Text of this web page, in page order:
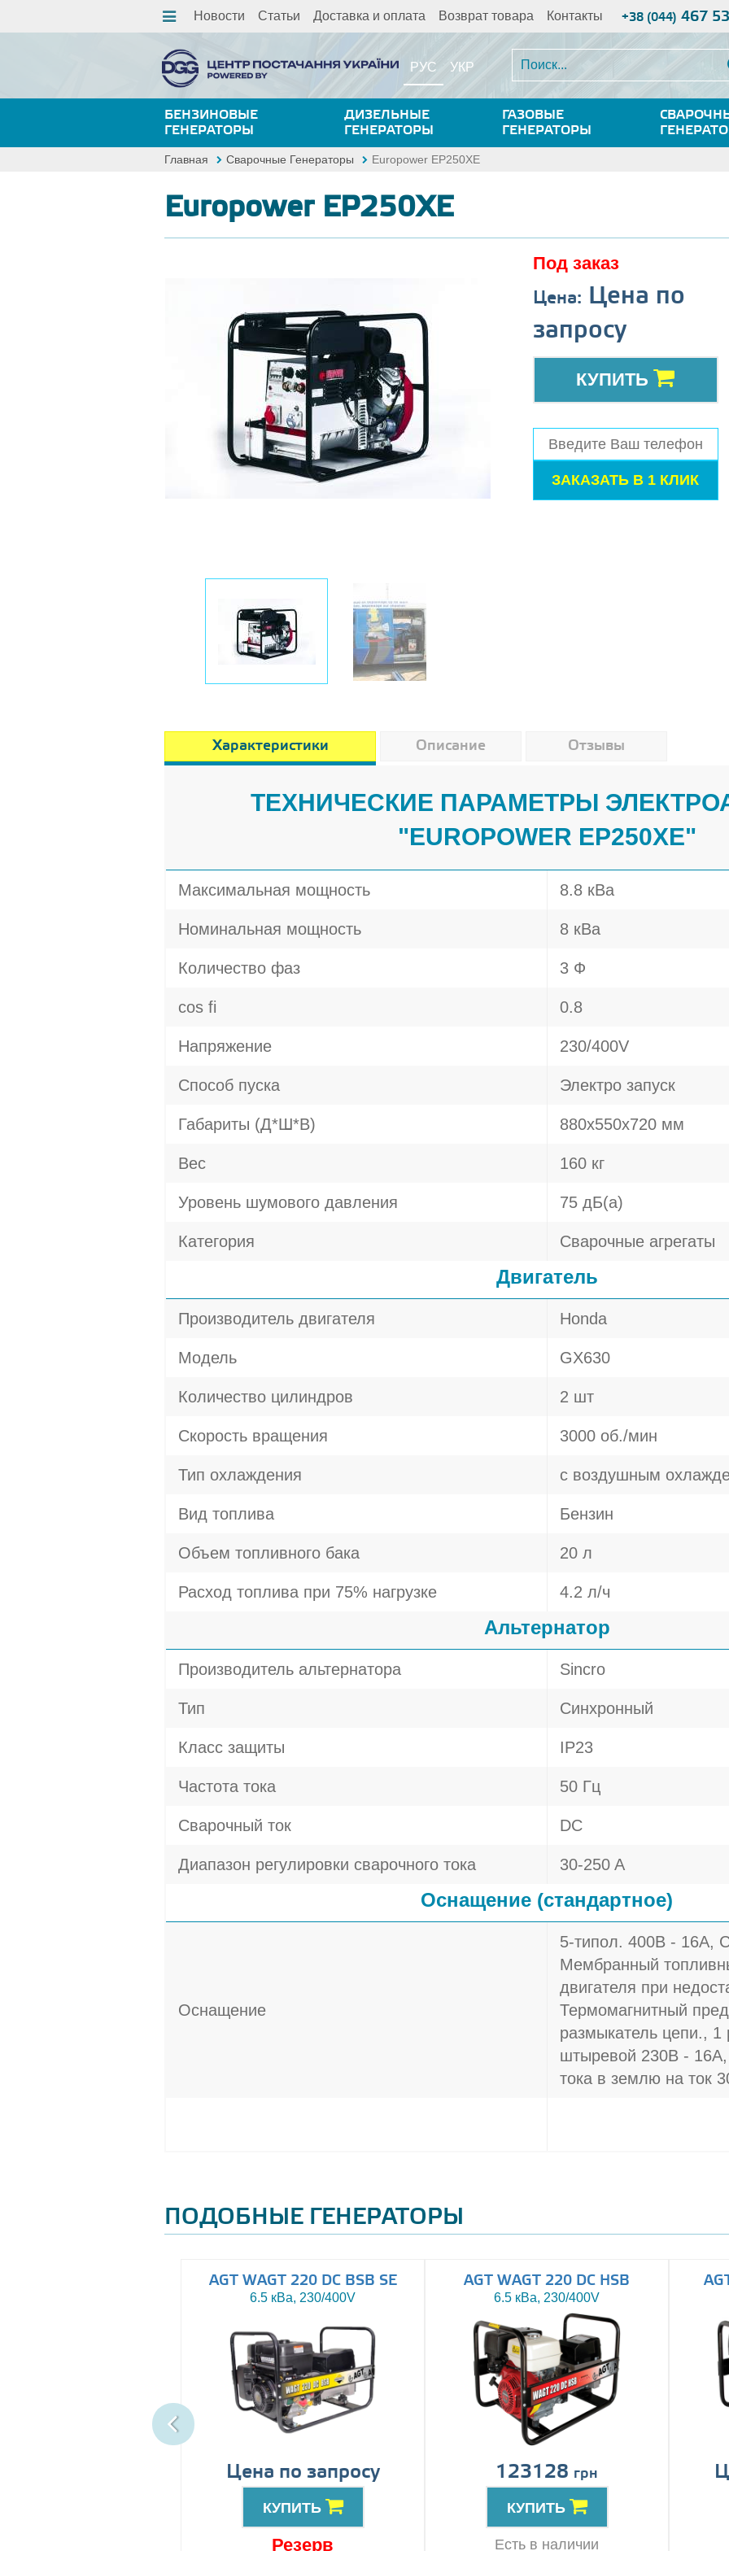
Новости Статьи Доставка и оплата Возврат товара Контакты +38 (044) 467
РУС УКР
БЕНЗИНОВЫЕ
ГЕНЕРАТОРЫ
ДИЗЕЛЬНЫЕ
ГЕНЕРАТОРЫ
ГАЗОВЫЕ
ГЕНЕРАТОРЫ
Главная Сварочные Генераторы Europower EP250XE
Europower EP250XE
Под заказ
Цена: Цена по
запросу
КУПИТЬ
Характеристики Описание Отзывы
ТЕХНИЧЕСКИЕ ПАРАМЕТРЫ
"EUROPOWER EP250XE"
Максимальная мощность 8.8 кВа
Номинальная мощность 8 кВа
Количество фаз 3 Ф
cos fi 0.8
Напряжение 230/400V
Способ пуска Электро запуск
Габариты (Д*Ш*В) 880х550х720 мм
Вес 160 кг
Уровень шумового давления 75 дБ(а)
Категория Сварочные агрегаты
Двигатель
Производитель двигателя Honda
Модель GX630
Количество цилиндров 2 шт
Скорость вращения 3000 об./мин
Тип охлаждения с воздушным
Вид топлива Бензин
Объем топливного бака 20 л
Расход топлива при 75% нагрузке 4.2 л/ч
Альтернатор
Производитель альтернатора Sincro
Тип Синхронный
Класс защиты IP23
Частота тока 50 Гц
Сварочный ток DC
Диапазон регулировки сварочного тока 30-250 A
Оснащение (стандартное)
Оснащение
5-типол. 400В - 16A,
Мембранный
двигателя при
Термомагнитный
размыкатель цепи., 1
штыревой 230В -
тока в землю на ток
ПОДОБНЫЕ ГЕНЕРАТОРЫ
AGT WAGT 220 DC BSB SE
6.5 кВа, 230/400V
Цена по запросу
КУПИТЬ
Резерв
AGT WAGT 220 DC HSB
6.5 кВа, 230/400V
123128 грн
КУПИТЬ
Есть в наличии